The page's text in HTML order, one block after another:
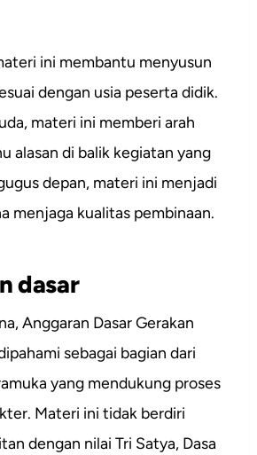
ini membantu menyusun
dengan usia peserta didik.
materi ini memberi arah
alasan di balik kegiatan yang
depan, materi ini menjadi
menjaga kualitas pembinaan.
dasar
Anggaran Dasar Gerakan
sebagai bagian dari
yang mendukung proses
Materi ini tidak berdiri
dengan nilai Tri Satya, Dasa